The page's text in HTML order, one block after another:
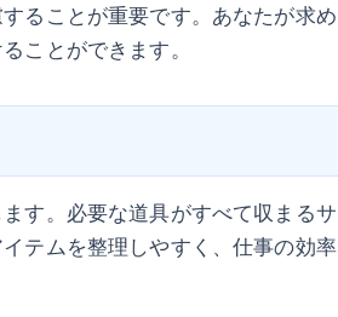
ることが重要です。あなたが求
ことができます。
す。必要な道具がすべて収まる
テムを整理しやすく、仕事の効